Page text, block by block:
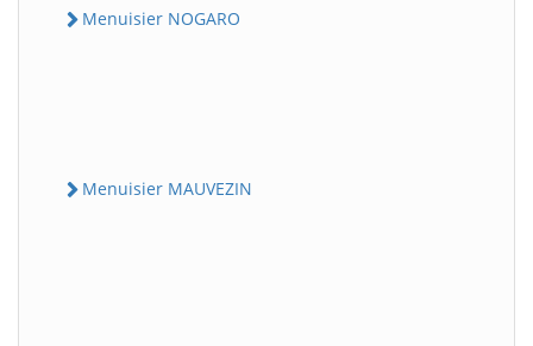
Menuisier NOGARO
Menuisier MAUVEZIN